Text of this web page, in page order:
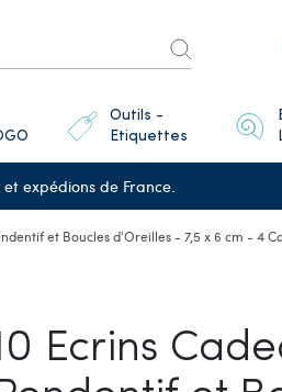
Outils -
Etiquettes
expédions de France.
et Boucles d'Oreilles - 7,5 x 6 cm - 4
Ecrins